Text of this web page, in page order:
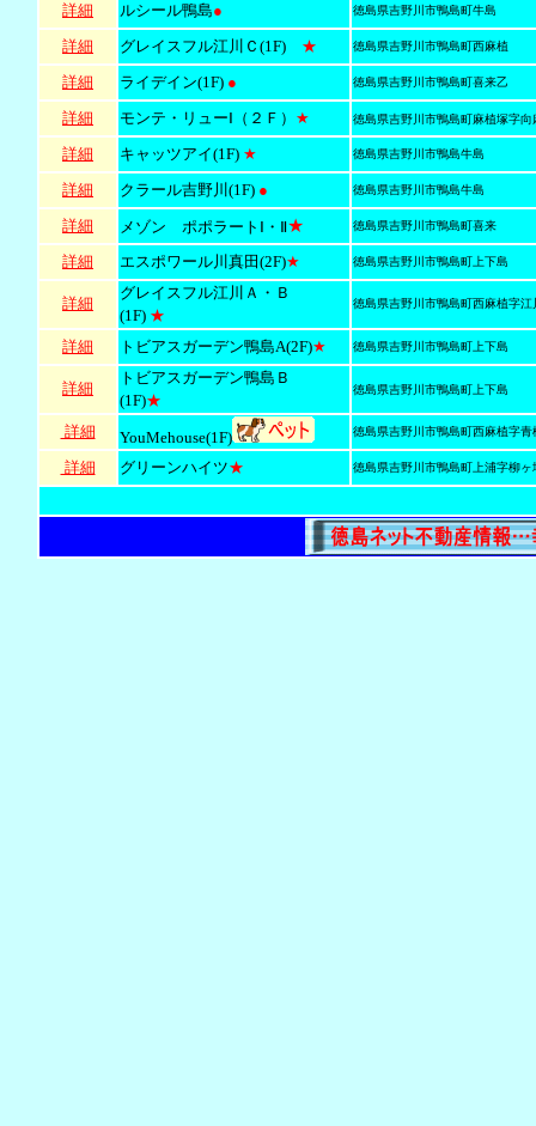
詳細 ルシール鴨島● 徳島県吉野川市鴨島町牛島
詳細 グレイスフル江川Ｃ(1F) ★ 徳島県吉野川市鴨島町西麻植
詳細 ライデイン(1F) ● 徳島県吉野川市鴨島町喜来乙
詳細 モンテ・リューⅠ（２Ｆ） ★ 徳島県吉野川市鴨島町麻植塚字
詳細 キャッツアイ(1F) ★ 徳島県吉野川市鴨島牛島
詳細 クラール吉野川(1F) ● 徳島県吉野川市鴨島牛島
詳細 メゾン ポポラートⅠ・Ⅱ★ 徳島県吉野川市鴨島町喜来
詳細 エスポワール川真田(2F)★ 徳島県吉野川市鴨島町上下島
詳細
グレイスフル江川Ａ・Ｂ
(1F) ★
徳島県吉野川市鴨島町西麻植字江
詳細 トビアスガーデン鴨島A(2F)★ 徳島県吉野川市鴨島町上下島
詳細
トビアスガーデン鴨島Ｂ
(1F)★
徳島県吉野川市鴨島町上下島
詳細 YouMehouse(1F) 徳島県吉野川市鴨島町西麻植字
詳細 グリーンハイツ★ 徳島県吉野川市鴨島町上浦字柳